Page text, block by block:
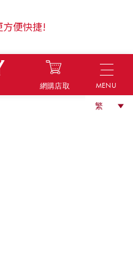
方便快捷!
網購店取 MENU